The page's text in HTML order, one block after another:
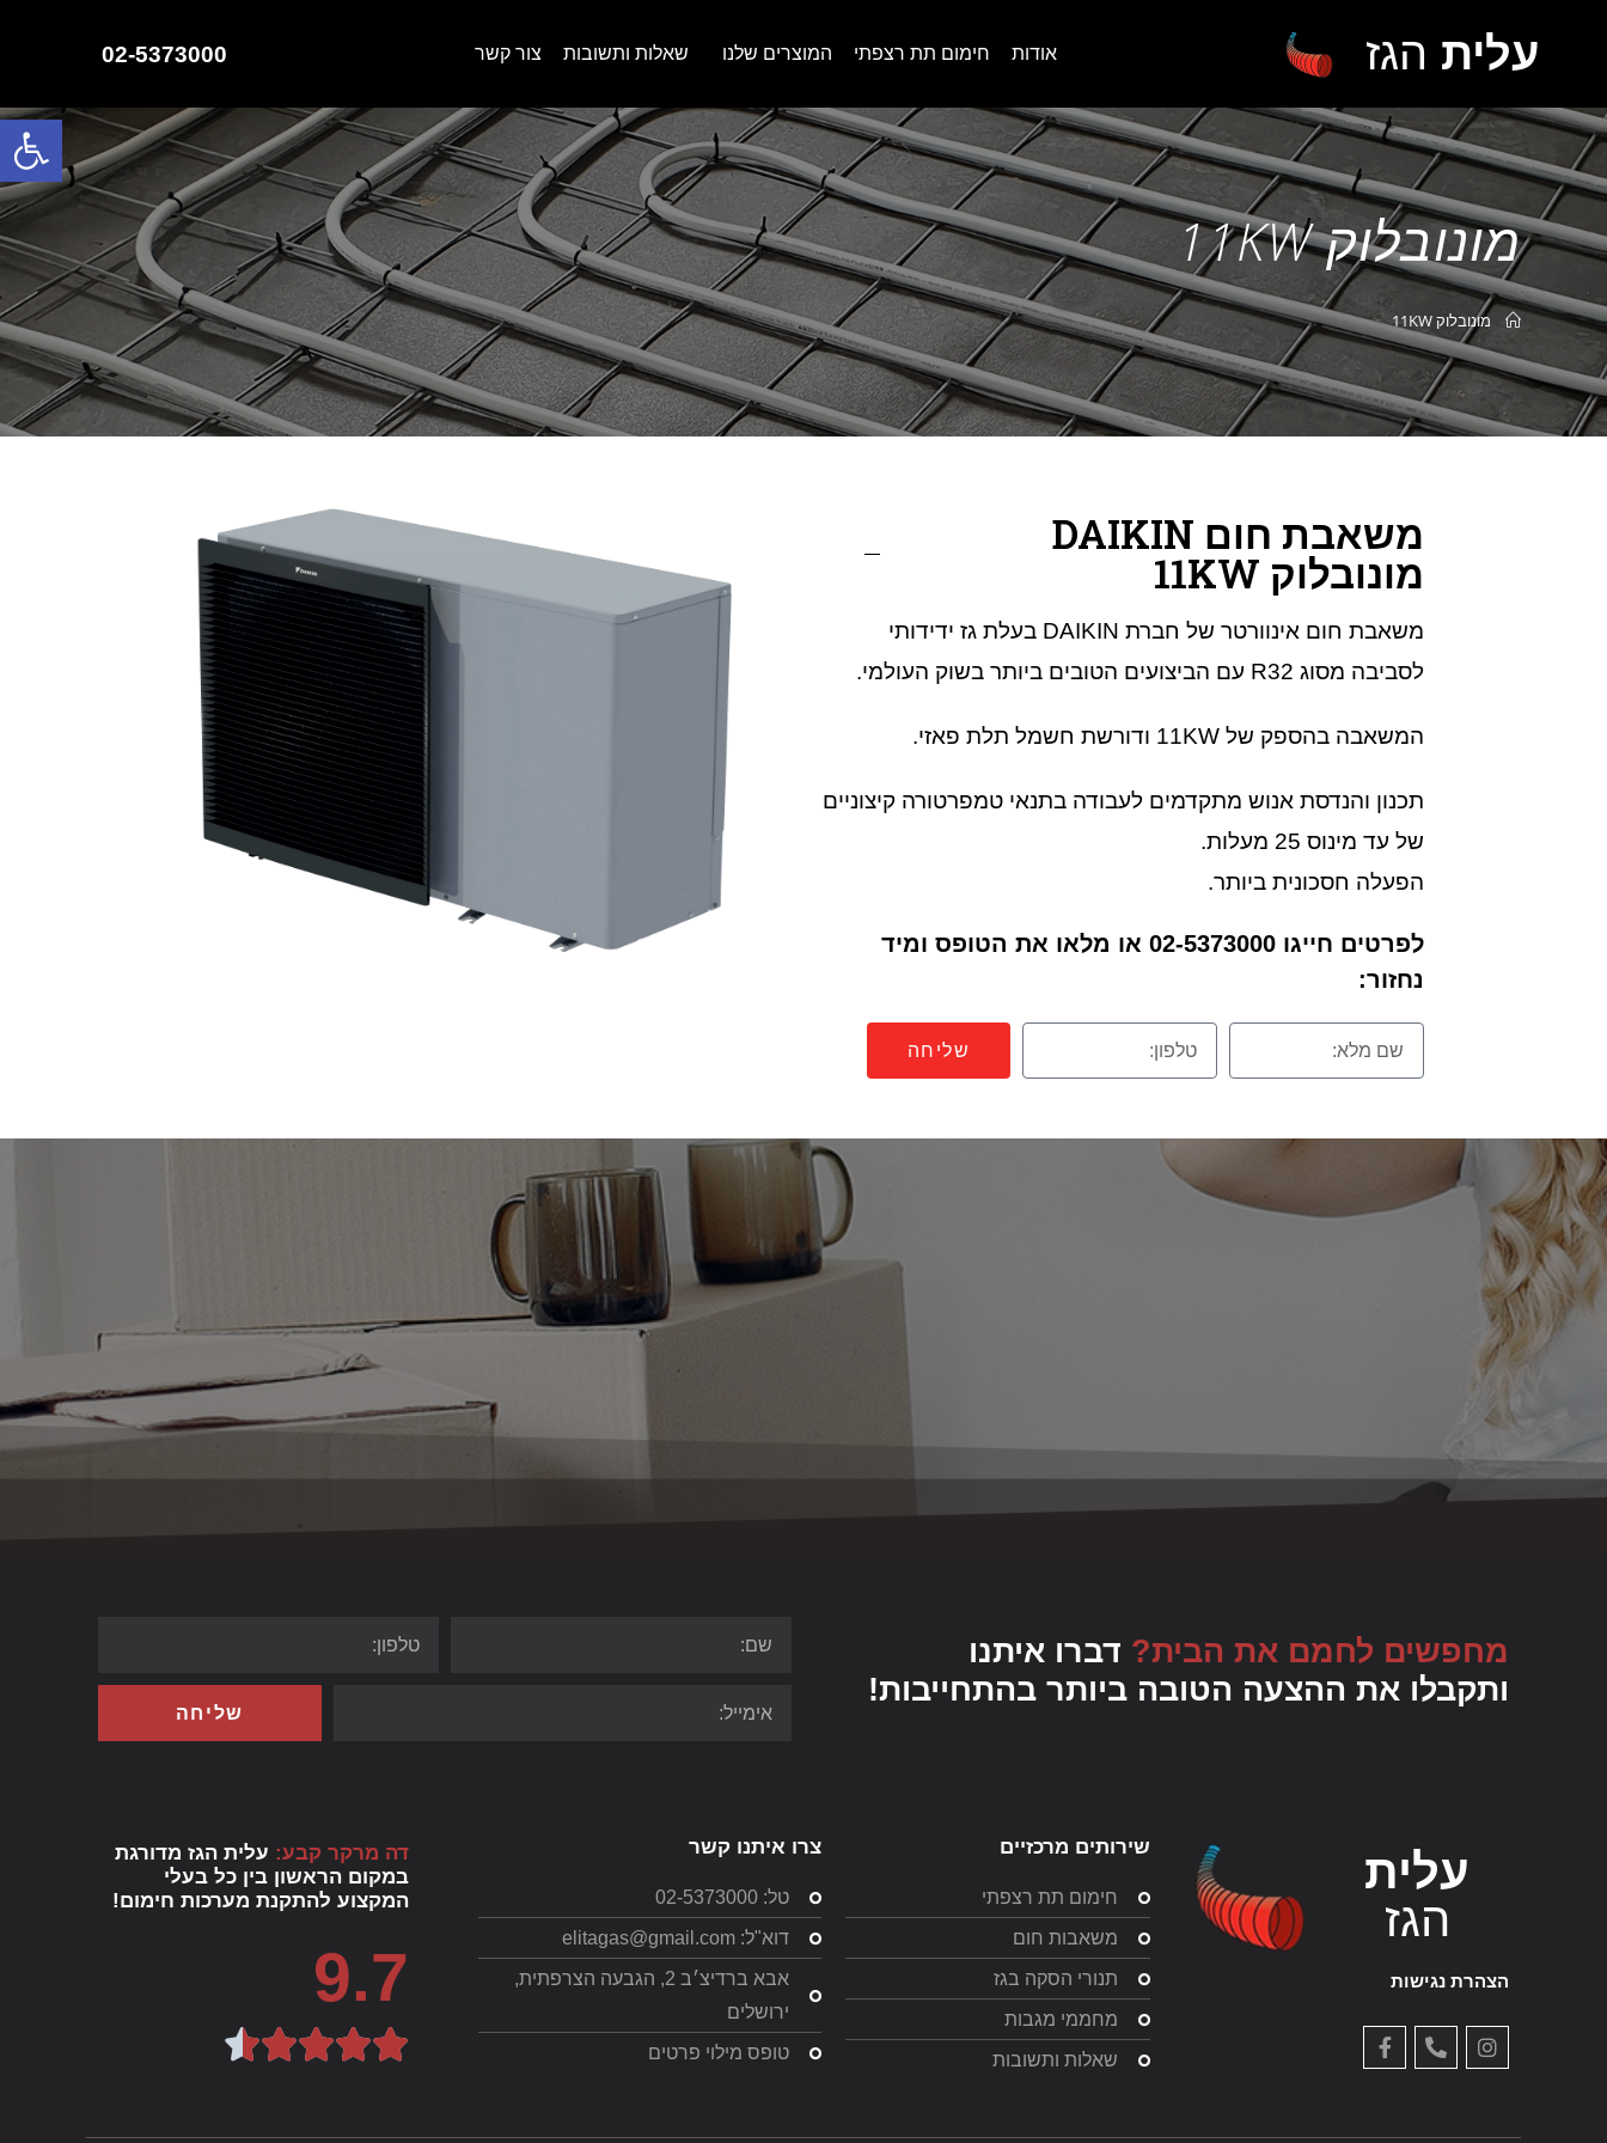
פתח סרגל נגישות
עלית הגז אודות חימום תת רצפתי המוצרים שלנו שאלות ותשובות צור קשר 02-5373000
מונובלוק 11KW
מונובלוק 11KW
משאבת חום DAIKIN
מונובלוק 11KW
משאבת חום אינוורטר של חברת DAIKIN בעלת גז ידידותי
לסביבה מסוג R32 עם הביצועים הטובים ביותר בשוק העולמי.
המשאבה בהספק של 11KW ודורשת חשמל תלת פאזי.
תכנון והנדסת אנוש מתקדמים לעבודה בתנאי טמפרטורה קיצוניים
של עד מינוס 25 מעלות.
הפעלה חסכונית ביותר.
לפרטים חייגו 02-5373000 או מלאו את הטופס ומיד
נחזור:
שליחה
מחפשים לחמם את הבית? דברו איתנו
ותקבלו את ההצעה הטובה ביותר בהתחייבות!
שליחה
עלית
הגז
הצהרת נגישות
שירותים מרכזיים
חימום תת רצפתי
משאבות חום
תנורי הסקה בגז
מחממי מגבות
שאלות ותשובות
צרו איתנו קשר
טל: 02-5373000
דוא"ל: elitagas@gmail.com
אבא ברדיצ׳ב 2, הגבעה הצרפתית,
ירושלים
טופס מילוי פרטים
דה מרקר קבע: עלית הגז מדורגת
במקום הראשון בין כל בעלי
המקצוע להתקנת מערכות חימום!
9.7




